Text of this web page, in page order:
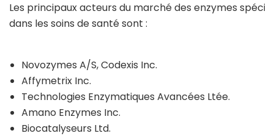
Les principaux acteurs du marché des enzymes
dans les soins de santé sont :
Novozymes A/S, Codexis Inc.
Affymetrix Inc.
Technologies Enzymatiques Avancées Ltée.
Amano Enzymes Inc.
Biocatalyseurs Ltd.